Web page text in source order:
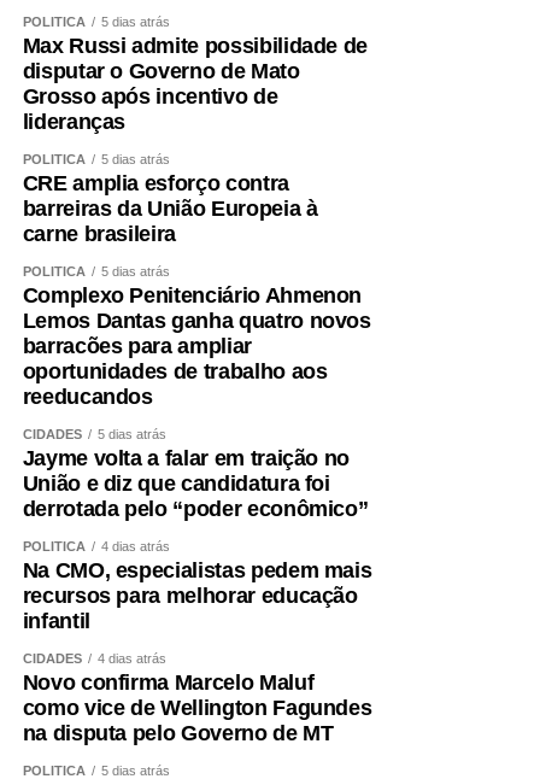
POLÍTICA 5 dias atrás
Max Russi admite possibilidade de
disputar o Governo de Mato
Grosso após incentivo de
lideranças
POLÍTICA 5 dias atrás
CRE amplia esforço contra
barreiras da União Europeia à
carne brasileira
POLÍTICA 5 dias atrás
Complexo Penitenciário Ahmenon
Lemos Dantas ganha quatro novos
barracões para ampliar
oportunidades de trabalho aos
reeducandos
CIDADES 5 dias atrás
Jayme volta a falar em traição no
União e diz que candidatura foi
derrotada pelo “poder econômico”
POLÍTICA 4 dias atrás
Na CMO, especialistas pedem mais
recursos para melhorar educação
infantil
CIDADES 4 dias atrás
Novo confirma Marcelo Maluf
como vice de Wellington Fagundes
na disputa pelo Governo de MT
POLÍTICA 5 dias atrás